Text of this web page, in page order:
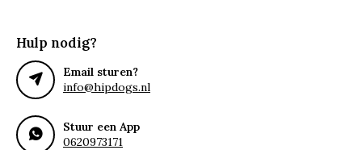
Hulp nodig?
Email sturen?
info@hipdogs.nl
Stuur een App
0620973171